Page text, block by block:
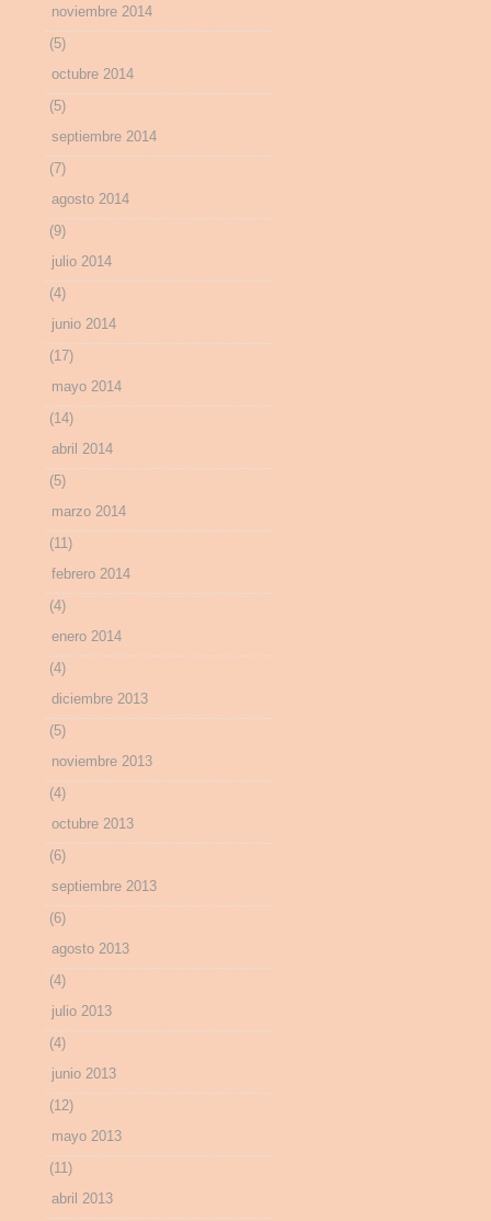
noviembre 2014
(5)
octubre 2014
(5)
septiembre 2014
(7)
agosto 2014
(9)
julio 2014
(4)
junio 2014
(17)
mayo 2014
(14)
abril 2014
(5)
marzo 2014
(11)
febrero 2014
(4)
enero 2014
(4)
diciembre 2013
(5)
noviembre 2013
(4)
octubre 2013
(6)
septiembre 2013
(6)
agosto 2013
(4)
julio 2013
(4)
junio 2013
(12)
mayo 2013
(11)
abril 2013